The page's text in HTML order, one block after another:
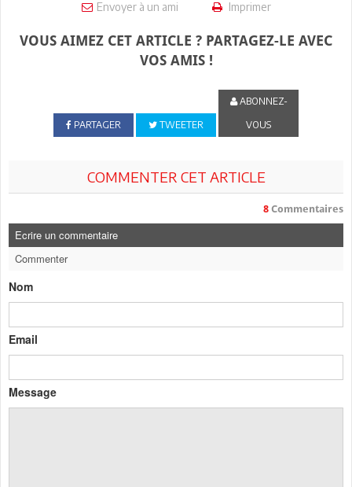
Envoyer à un ami Imprimer
VOUS AIMEZ CET ARTICLE ? PARTAGEZ-LE AVEC
VOS AMIS !
PARTAGER TWEETER
ABONNEZ-
VOUS
COMMENTER CET ARTICLE
8 Commentaires
Ecrire un commentaire
Commenter
Nom
Email
Message